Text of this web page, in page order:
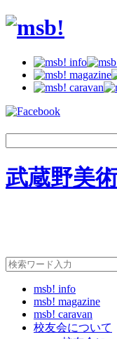
武蔵野美
msb! info
msb! magazine
msb! caravan
校友会について